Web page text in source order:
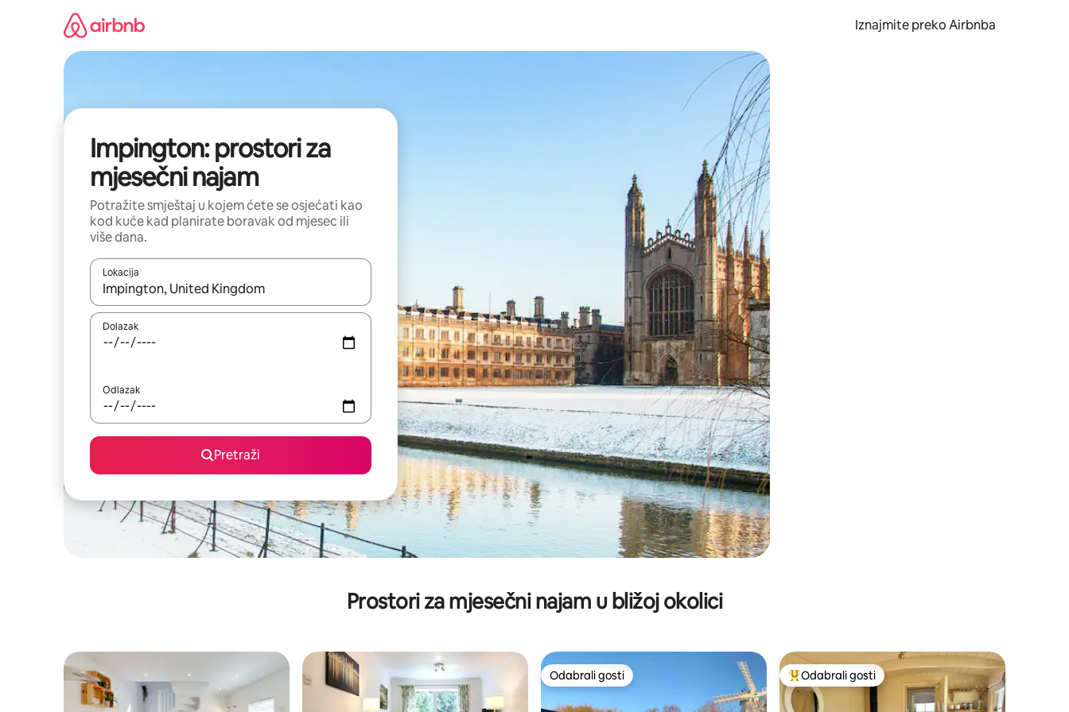
Iznajmite preko Airbnba
Impington: prostori za
mjesečni najam
Potražite smještaj u kojem ćete se osjećati kao
kod kuće kad planirate boravak od mjesec ili
više dana.
Lokacija
Kada budu dostupni rezultati, moći ćete ih pregledati koristeći se strelicama prema gore i prema dolje, kao i dodirom ili prelaskom prstom po zaslonu.
Dolazak
Odlazak
Pretraži
Prostori za mjesečni najam u bližoj okolici
Odabrali gosti
Odabrali gosti Među najviše rangiranima s oznakom „Odabrali gosti”
Odabrali gosti